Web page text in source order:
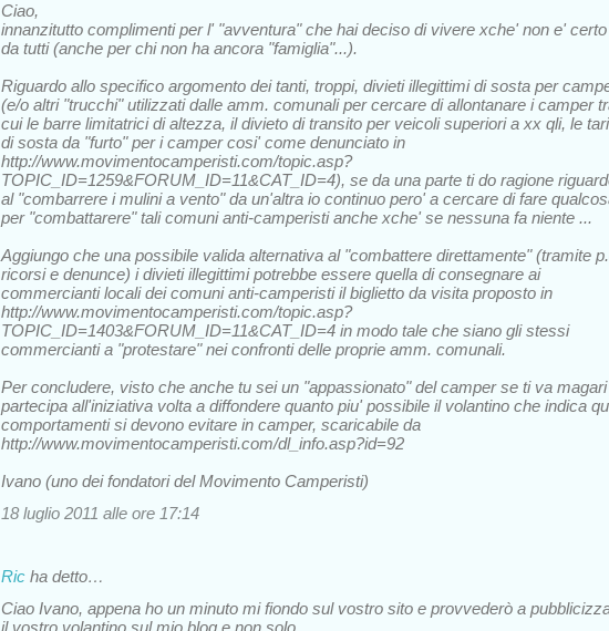
Ciao,
innanzitutto complimenti per l' "avventura" che hai deciso di vivere xche' non e' certo
da tutti (anche per chi non ha ancora "famiglia"...).
Riguardo allo specifico argomento dei tanti, troppi, divieti illegittimi di sosta per
(e/o altri "trucchi" utilizzati dalle amm. comunali per cercare di allontanare i camper
cui le barre limitatrici di altezza, il divieto di transito per veicoli superiori a xx qli, le
di sosta da "furto" per i camper cosi' come denunciato in
http://www.movimentocamperisti.com/topic.asp?
TOPIC_ID=1259&FORUM_ID=11&CAT_ID=4), se da una parte ti do ragione
al "combarrere i mulini a vento" da un'altra io continuo pero' a cercare di fare
per "combattarere" tali comuni anti-camperisti anche xche' se nessuna fa niente ...
Aggiungo che una possibile valida alternativa al "combattere direttamente" (tramite
ricorsi e denunce) i divieti illegittimi potrebbe essere quella di consegnare ai
commercianti locali dei comuni anti-camperisti il biglietto da visita proposto in
http://www.movimentocamperisti.com/topic.asp?
TOPIC_ID=1403&FORUM_ID=11&CAT_ID=4 in modo tale che siano gli stessi
commercianti a "protestare" nei confronti delle proprie amm. comunali.
Per concludere, visto che anche tu sei un "appassionato" del camper se ti va magari
partecipa all'iniziativa volta a diffondere quanto piu' possibile il volantino che indica
comportamenti si devono evitare in camper, scaricabile da
http://www.movimentocamperisti.com/dl_info.asp?id=92
Ivano (uno dei fondatori del Movimento Camperisti)
18 luglio 2011 alle ore 17:14
Ric ha detto…
Ciao Ivano, appena ho un minuto mi fiondo sul vostro sito e provvederò a